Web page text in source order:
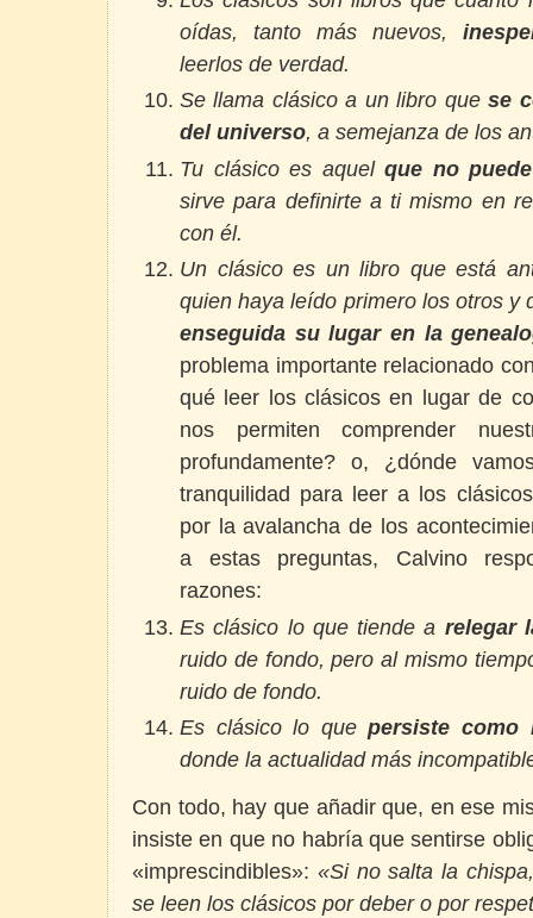
oídas, tanto más nuevos,
leerlos de verdad.
Se llama clásico a un libro quese
del universo, a semejanza de los
Tu clásico es aquelque no
sirve para definirte a ti mismo en
con él.
Un clásico es un libro que está
quien haya leído primero los otros y
enseguida su lugar en la
problema importante relacionado
qué leer los clásicos en lugar de
nos permiten comprender
profundamente? o, ¿dónde
tranquilidad para leer a los
por la avalancha de los
a estas preguntas, Calvino
razones:
Es clásico lo que tiende a relegar
ruido de fondo, pero al mismo
ruido de fondo.
Es clásico lo quepersiste como
donde la actualidad más
Con todo, hay que añadir que, en ese
insiste en que no habría que sentirse
«imprescindibles»: «Si no salta la
se leen los clásicos por deber o por